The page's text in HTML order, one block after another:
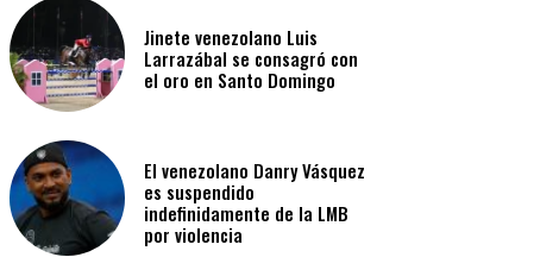
Jinete venezolano Luis
Larrazábal se consagró con
el oro en Santo Domingo
El venezolano Danry Vásquez
es suspendido
indefinidamente de la LMB
por violencia